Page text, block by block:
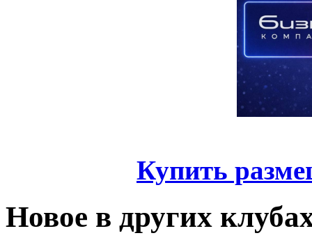
Купить
Новое в других